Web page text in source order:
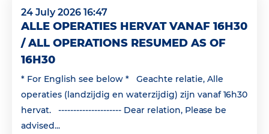
24 July 2026 16:47
ALLE OPERATIES HERVAT VANAF 16H30
/ ALL OPERATIONS RESUMED AS OF
16H30
* For English see below * Geachte relatie, Alle
operaties (landzijdig en waterzijdig) zijn vanaf 16h30
hervat. --------------------- Dear relation, Please be
advised...